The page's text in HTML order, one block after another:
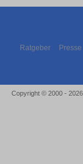
Ratgeber Presse
Copyright © 2000 -